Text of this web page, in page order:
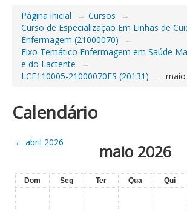
Página inicial → Cursos
→
Curso de Especialização Em Linhas de
Enfermagem (21000070)
→
Eixo Temático Enfermagem em Saúde
e do Lactente
→
LCE110005-21000070ES (20131)
→
Calendário
← abril 2026 maio 2026
Dom Seg Ter Qua Qui